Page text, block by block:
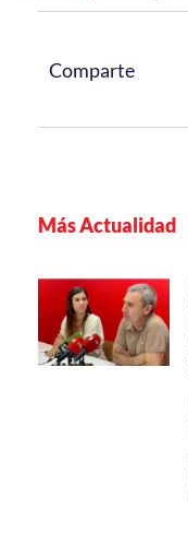
Comparte
Más Actualidad